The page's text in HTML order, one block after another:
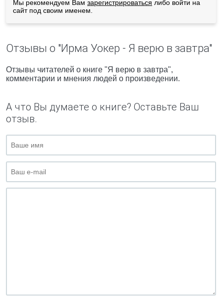
Мы рекомендуем Вам зарегистрироваться либо войти на
сайт под своим именем.
Отзывы о "Ирма Уокер - Я верю в завтра"
Отзывы читателей о книге "Я верю в завтра",
комментарии и мнения людей о произведении.
А что Вы думаете о книге? Оставьте Ваш
отзыв.